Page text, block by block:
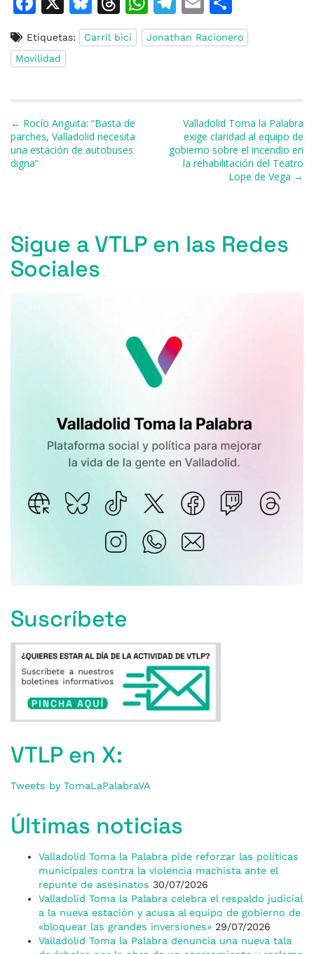
c
e
o
o
k
u
e
y
h
re
s
h
at
el
e
m
m
ai
o
m
ti
r
Etiquetas: Carril bici
Jonathan Racionero
Movilidad
Navegación de entradas
← Rocío Anguita: “Basta de
parches, Valladolid necesita
una estación de autobuses
digna”
Valladolid Toma la Palabra
exige claridad al equipo de
gobierno sobre el incendio en
la rehabilitación del Teatro
Lope de Vega →
Sigue a VTLP en las Redes
Sociales
Suscríbete
VTLP en X:
Tweets by TomaLaPalabraVA
Últimas noticias
Valladolid Toma la Palabra pide reforzar las políticas
municipales contra la violencia machista ante el
repunte de asesinatos 30/07/2026
Valladolid Toma la Palabra celebra el respaldo judicial
a la nueva estación y acusa al equipo de gobierno de
«bloquear las grandes inversiones» 29/07/2026
Valladolid Toma la Palabra denuncia una nueva tala